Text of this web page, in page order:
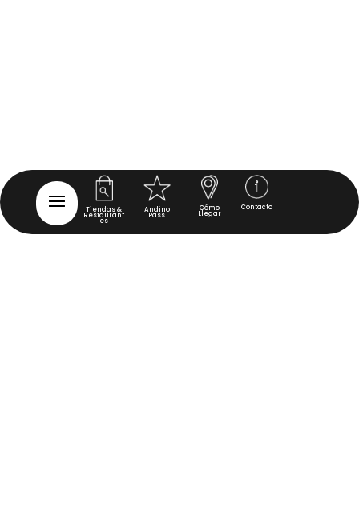
Tiendas &
Restaurant
es
Andino
Pass
Cómo
Llegar
Contacto